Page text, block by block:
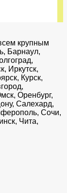
крупным
Барнаул,
Иркутск,
Курск,
Оренбург,
Салехард,
Сочи,
Чита,